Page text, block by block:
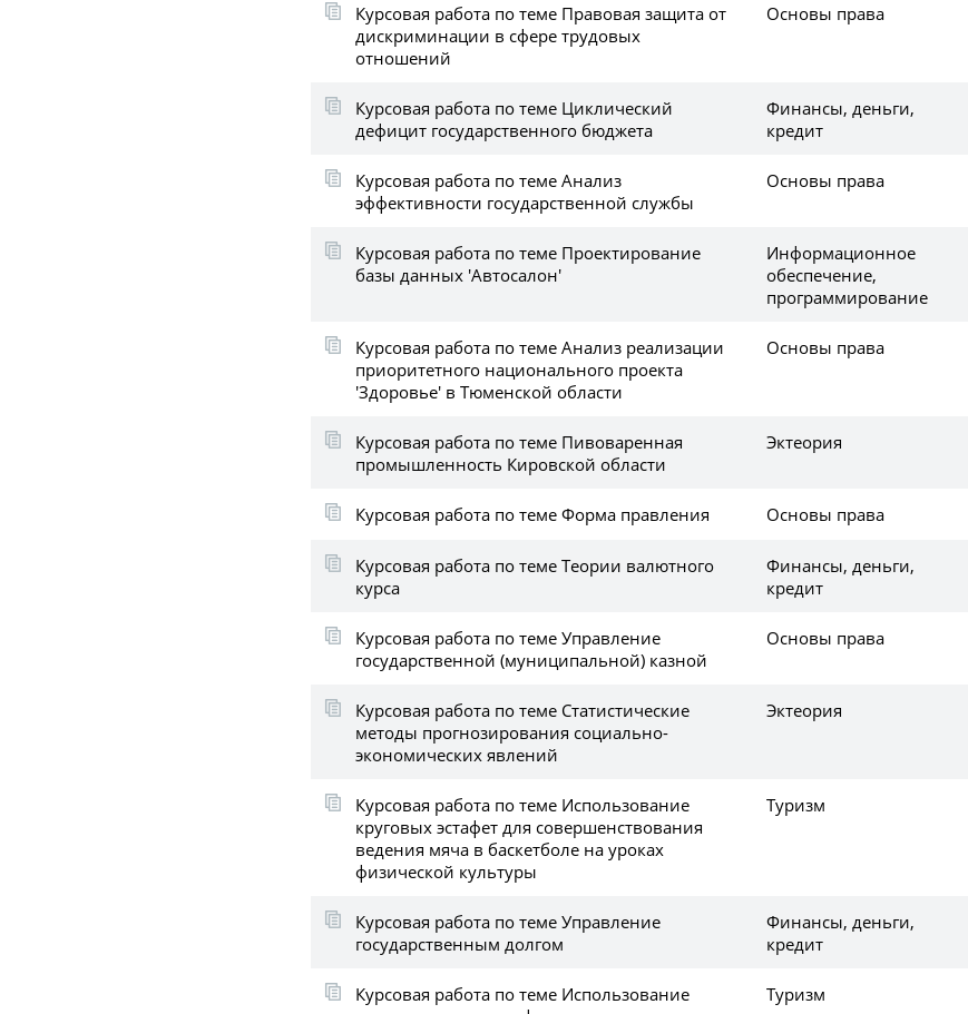
Курсовая работа по теме Правовая защита от
дискриминации в сфере трудовых
отношений
Основы права
Курсовая работа по теме Циклический
дефицит государственного бюджета
Финансы, деньги,
кредит
Курсовая работа по теме Анализ
эффективности государственной службы
Основы права
Курсовая работа по теме Проектирование
базы данных 'Автосалон'
Информационное
обеспечение,
программирование
Курсовая работа по теме Анализ реализации
приоритетного национального проекта
'Здоровье' в Тюменской области
Основы права
Курсовая работа по теме Пивоваренная
промышленность Кировской области
Эктеория
Курсовая работа по теме Форма правления Основы права
Курсовая работа по теме Теории валютного
курса
Финансы, деньги,
кредит
Курсовая работа по теме Управление
государственной (муниципальной) казной
Основы права
Курсовая работа по теме Статистические
методы прогнозирования социально-
экономических явлений
Эктеория
Курсовая работа по теме Использование
круговых эстафет для совершенствования
ведения мяча в баскетболе на уроках
физической культуры
Туризм
Курсовая работа по теме Управление
государственным долгом
Финансы, деньги,
кредит
Курсовая работа по теме Использование
Туризм